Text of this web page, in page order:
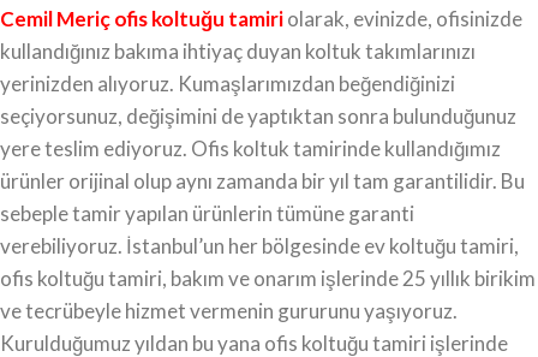
Cemil Meriç ofis koltuğu tamiriolarak, evinizde, ofisinizde
kullandığınız bakıma ihtiyaç duyan koltuk takımlarınızı
yerinizden alıyoruz. Kumaşlarımızdan beğendiğinizi
seçiyorsunuz, değişimini de yaptıktan sonra bulunduğunuz
yere teslim ediyoruz. Ofis koltuk tamirinde kullandığımız
ürünler orijinal olup aynı zamanda bir yıl tam garantilidir. Bu
sebeple tamir yapılan ürünlerin tümüne garanti
verebiliyoruz. İstanbul’un her bölgesinde ev koltuğu tamiri,
ofis koltuğu tamiri, bakım ve onarım işlerinde 25 yıllık birikim
ve tecrübeyle hizmet vermenin gururunu yaşıyoruz.
Kurulduğumuz yıldan bu yana ofis koltuğu tamiri işlerinde